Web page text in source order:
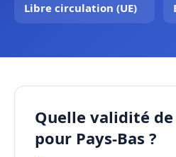
Libre circulation (UE)
Quelle validité
pour Pays-Bas ?